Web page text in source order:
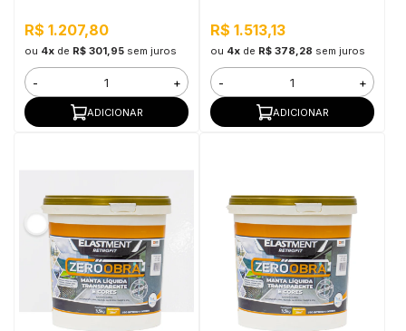
R$ 1.207,80
ou 4xde R$ 301,95 sem juros
- +
ADICIONAR
R$ 1.513,13
ou 4xde R$ 378,28 sem juros
- +
ADICIONAR